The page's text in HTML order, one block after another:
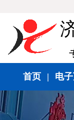
首页 | 电